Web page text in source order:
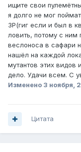
ищите свои
я долго не мог
ЗР(гиг если и был в
ловить, потому с
веслоноса в сафари
нашёл на каждой
мутантов этих видов
дело. Удачи всем. С
Изменено 3 ноября,
Цитата